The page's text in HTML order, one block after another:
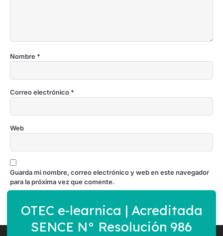
Nombre *
Correo electrónico *
Web
Guarda mi nombre, correo electrónico y web en este navegador
para la próxima vez que comente.
OTEC e-learnica | Acreditada
SENCE N° Resolución 986